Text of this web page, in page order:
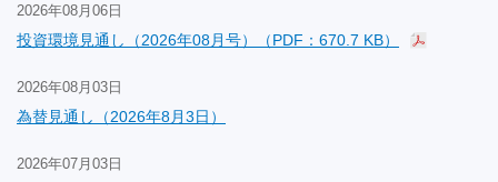
2026年08月06日
投資環境見通し（2026年08月号）（PDF：670.7 KB）
2026年08月03日
為替見通し（2026年8月3日）
2026年07月03日